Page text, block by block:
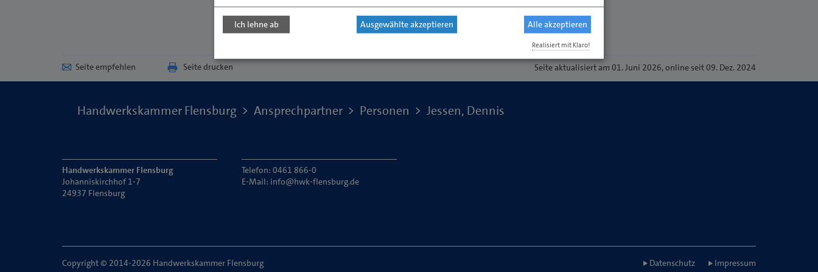
Seite empfehlen Seite drucken Seiteaktualisiert am 01. Juni 2026, online seit 09. Dez. 2024
Handwerkskammer Flensburg Ansprechpartner Personen Jessen, Dennis
Handwerkskammer Flensburg
Johanniskirchhof 1-7
24937 Flensburg
Telefon: 0461 866-0
E-Mail: info@hwk-flensburg.de
Copyright © 2014-2026 Handwerkskammer Flensburg Datenschutz Impressum
Ich lehne ab Ausgewählte akzeptieren Alle akzeptieren
Realisiert mit Klaro!